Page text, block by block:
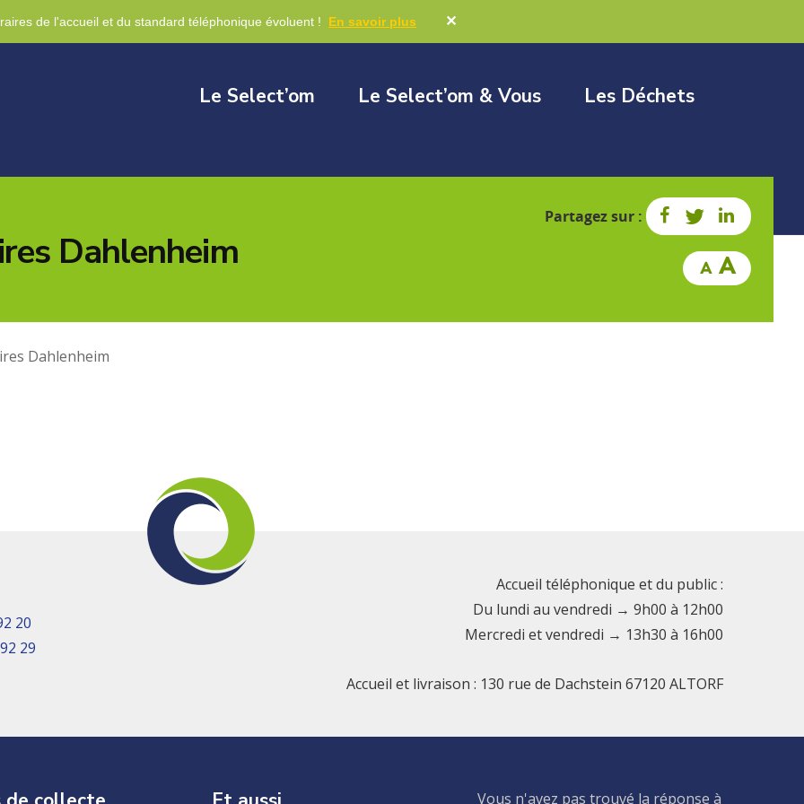
de l'accueil et du standard téléphonique évoluent ! En savoir plus ✕
Le Select’om Le Select’om & Vous Les Déchets
Dahlenheim
Partagez sur :
Dahlenheim
20
29
Accueil téléphonique et du public :
Du lundi au vendredi → 9h00 à 12h00
Mercredi et vendredi → 13h30 à 16h00
Accueil et livraison : 130 rue de Dachstein 67120 ALTORF
Vous n'avez pas trouvé la réponse à